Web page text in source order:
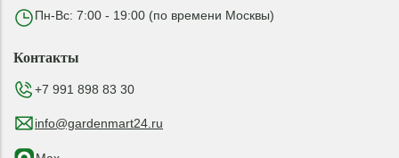
Пн-Вс: 7:00 - 19:00 (по времени Москвы)
Контакты
+7 991 898 83 30
info@gardenmart24.ru